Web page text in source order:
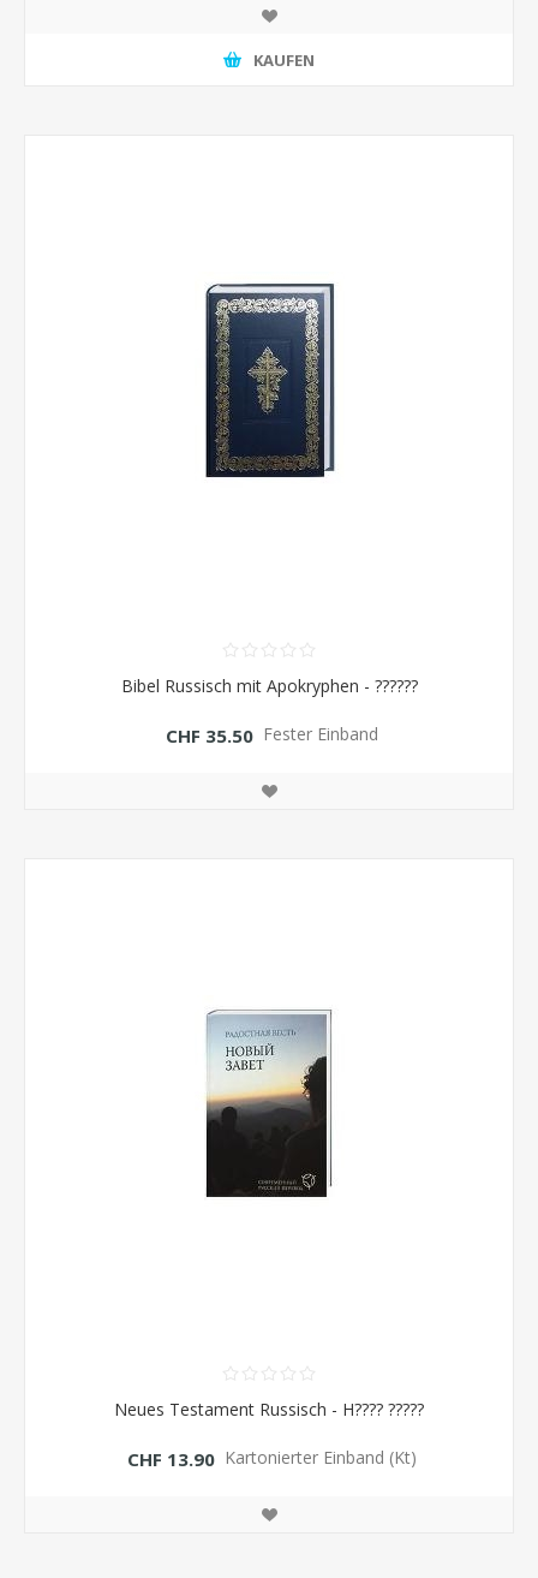
KAUFEN
Bibel Russisch mit Apokryphen - ??????
CHF 35.50 Fester Einband
Neues Testament Russisch - H???? ?????
CHF 13.90 Kartonierter Einband (Kt)